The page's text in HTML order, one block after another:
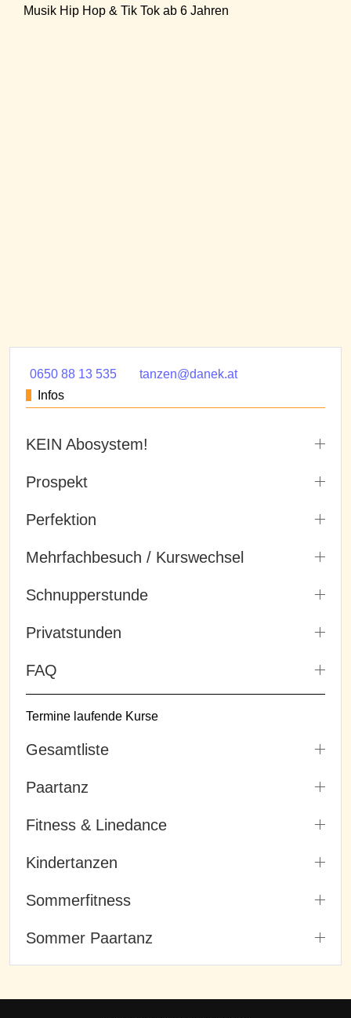
Musik Hip Hop & Tik Tok ab 6 Jahren
0650 88 13 535
tanzen@danek.at
Infos
KEIN Abosystem!
Prospekt
Perfektion
Mehrfachbesuch / Kurswechsel
Schnupperstunde
Privatstunden
FAQ
Termine laufende Kurse
Gesamtliste
Paartanz
Fitness & Linedance
Kindertanzen
Sommerfitness
Sommer Paartanz